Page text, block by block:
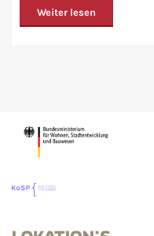
Weiter lesen